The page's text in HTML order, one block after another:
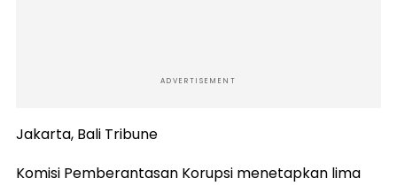
ADVERTISEMENT
Jakarta, Bali Tribune
Komisi Pemberantasan Korupsi menetapkan lima